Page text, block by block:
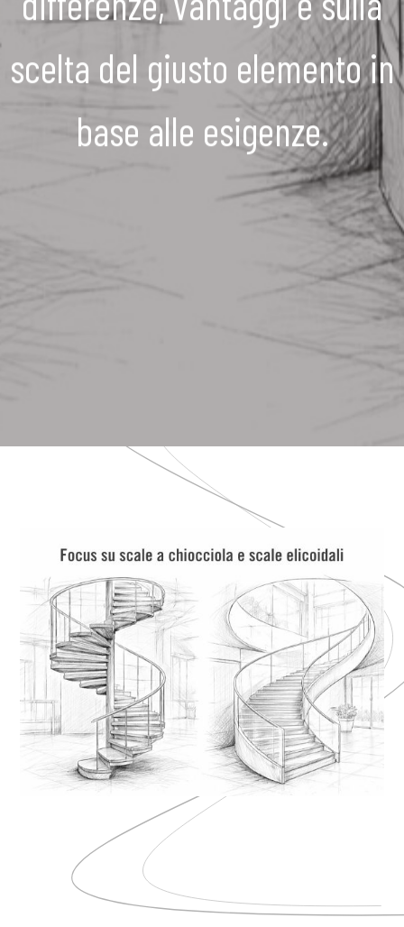
scelta del giusto elemento in
base alle esigenze.